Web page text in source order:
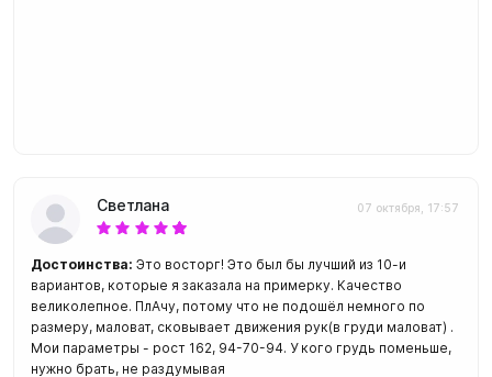
Светлана 07 октября, 17:57
Достоинства: Это восторг! Это был бы лучший из 10-и
вариантов, которые я заказала на примерку. Качество
великолепное. ПлАчу, потому что не подошёл немного по
размеру, маловат, сковывает движения рук(в груди маловат) .
Мои параметры - рост 162, 94-70-94. У кого грудь поменьше,
нужно брать, не раздумывая